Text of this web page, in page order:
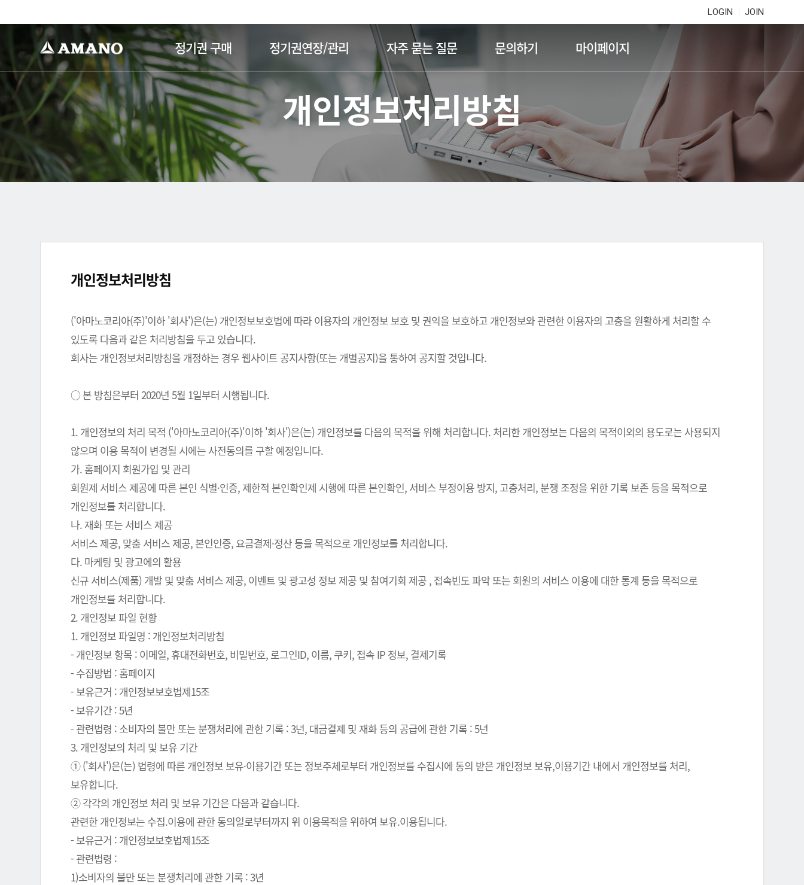
LOGIN JOIN
정기권 구매 정기권연장/관리 자주 묻는 질문 문의하기 마이페이지
개인정보처리방침
개인정보처리방침
('아마노코리아(주)'이하 '회사')은(는) 개인정보보호법에 따라 이용자의 개인정보 보호 및 권익을 보호하고 개인정보와 관련한 이용자의 고충을 원활하게 처리할 수
있도록 다음과 같은 처리방침을 두고 있습니다.
회사는 개인정보처리방침을 개정하는 경우 웹사이트 공지사항(또는 개별공지)을 통하여 공지할 것입니다.
○ 본 방침은부터 2020년 5월 1일부터 시행됩니다.
1. 개인정보의 처리 목적 ('아마노코리아(주)'이하 '회사')은(는) 개인정보를 다음의 목적을 위해 처리합니다. 처리한 개인정보는 다음의 목적이외의 용도로는 사용되지
않으며 이용 목적이 변경될 시에는 사전동의를 구할 예정입니다.
가. 홈페이지 회원가입 및 관리
회원제 서비스 제공에 따른 본인 식별·인증, 제한적 본인확인제 시행에 따른 본인확인, 서비스 부정이용 방지, 고충처리, 분쟁 조정을 위한 기록 보존 등을 목적으로
개인정보를 처리합니다.
나. 재화 또는 서비스 제공
서비스 제공, 맞춤 서비스 제공, 본인인증, 요금결제·정산 등을 목적으로 개인정보를 처리합니다.
다. 마케팅 및 광고에의 활용
신규 서비스(제품) 개발 및 맞춤 서비스 제공, 이벤트 및 광고성 정보 제공 및 참여기회 제공 , 접속빈도 파악 또는 회원의 서비스 이용에 대한 통계 등을 목적으로
개인정보를 처리합니다.
2. 개인정보 파일 현황
1. 개인정보 파일명 : 개인정보처리방침
- 개인정보 항목 : 이메일, 휴대전화번호, 비밀번호, 로그인ID, 이름, 쿠키, 접속 IP 정보, 결제기록
- 수집방법 : 홈페이지
- 보유근거 : 개인정보보호법제15조
- 보유기간 : 5년
- 관련법령 : 소비자의 불만 또는 분쟁처리에 관한 기록 : 3년, 대금결제 및 재화 등의 공급에 관한 기록 : 5년
3. 개인정보의 처리 및 보유 기간
① ('회사')은(는) 법령에 따른 개인정보 보유·이용기간 또는 정보주체로부터 개인정보를 수집시에 동의 받은 개인정보 보유,이용기간 내에서 개인정보를 처리,
보유합니다.
② 각각의 개인정보 처리 및 보유 기간은 다음과 같습니다.
관련한 개인정보는 수집.이용에 관한 동의일로부터까지 위 이용목적을 위하여 보유.이용됩니다.
- 보유근거 : 개인정보보호법제15조
- 관련법령 :
1)소비자의 불만 또는 분쟁처리에 관한 기록 : 3년